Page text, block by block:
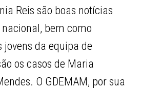
Reis são boas notícias
bem como
da equipa de
os casos de Maria
O GDEMAM, por sua